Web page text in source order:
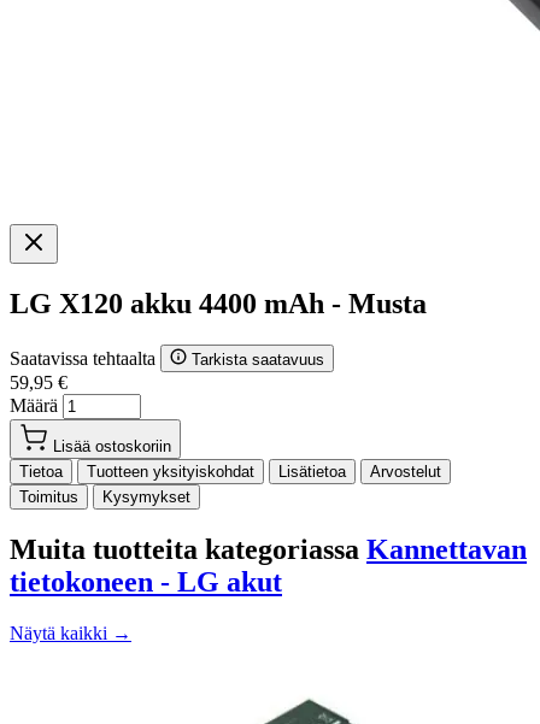
LG X120 akku 4400 mAh - Musta
Saatavissa tehtaalta Tarkista saatavuus
59,95 €
Määrä
Lisää ostoskoriin
Tietoa
Tuotteen yksityiskohdat Lisätietoa
Arvostelut
Toimitus
Kysymykset
Muita tuotteita kategoriassa Kannettavan
tietokoneen - LG akut
Näytä kaikki →